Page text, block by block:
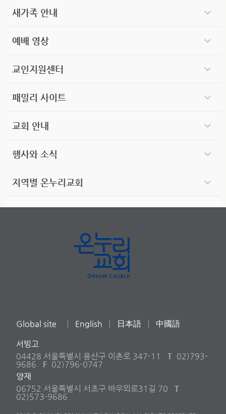
새가족 안내
예배 영상
교인지원센터
패밀리 사이트
교회 안내
행사와 소식
지역별 온누리교회
Global site English 日本語 中國語
서빙고
04428 서울특별시 용산구 이촌로 347-11
T 02)793-
9686
F 02)796-0747
양재
06752 서울특별시 서초구 바우뫼로31길 70
T
02)573-9686